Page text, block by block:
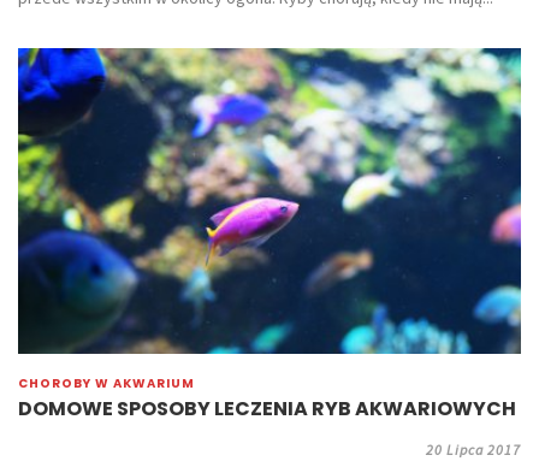
CHOROBY W AKWARIUM
DOMOWE SPOSOBY LECZENIA RYB AKWARIOWYCH
20 Lipca 2017